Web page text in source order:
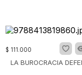
$ 111.000
LA BUROCRACIA